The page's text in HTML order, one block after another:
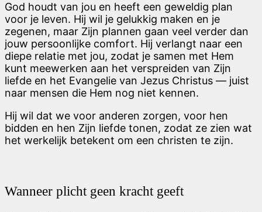
God houdt van jou en heeft een geweldig plan
voor je leven. Hij wil je gelukkig maken en je
zegenen, maar Zijn plannen gaan veel verder dan
jouw persoonlijke comfort. Hij verlangt naar een
diepe relatie met jou, zodat je samen met Hem
kunt meewerken aan het verspreiden van Zijn
liefde en het Evangelie van Jezus Christus — juist
naar mensen die Hem nog niet kennen.
Hij wil dat we voor anderen zorgen, voor hen
bidden en hen Zijn liefde tonen, zodat ze zien wat
het werkelijk betekent om een christen te zijn.
Wanneer plicht geen kracht geeft